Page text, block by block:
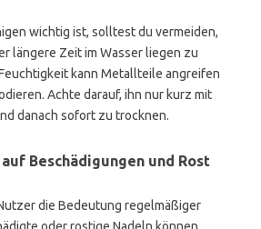
wichtig ist, solltest du vermeiden,
längere Zeit im Wasser liegen zu
kann Metallteile angreifen
Achte darauf, ihn nur kurz mit
danach sofort zu trocknen.
Beschädigungen und Rost
die Bedeutung regelmäßiger